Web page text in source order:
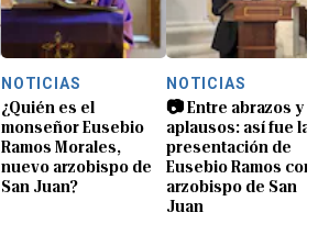
NOTICIAS
¿Quién es el
monseñor Eusebio
Ramos Morales,
nuevo arzobispo de
San Juan?
NOTICIAS
📷 Entre abrazos y
aplausos: así fue la
presentación de
Eusebio Ramos
arzobispo de San
Juan